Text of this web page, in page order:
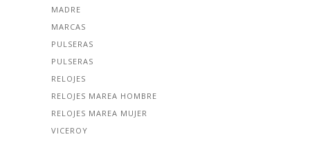
MADRE
MARCAS
PULSERAS
PULSERAS
RELOJES
RELOJES MAREA HOMBRE
RELOJES MAREA MUJER
VICEROY